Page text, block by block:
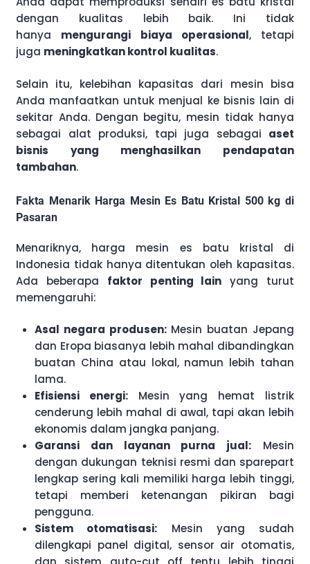
dengan kualitas lebih baik. Ini tidak
hanya mengurangi biaya operasional, tetapi
juga meningkatkan kontrol kualitas.
Selain itu, kelebihan kapasitas dari mesin bisa
Anda manfaatkan untuk menjual ke bisnis lain di
sekitar Anda. Dengan begitu, mesin tidak hanya
sebagai alat produksi, tapi juga sebagai aset
bisnis yang menghasilkan pendapatan
tambahan.
Fakta Menarik Harga Mesin Es Batu Kristal 500 kg di
Pasaran
Menariknya, harga mesin es batu kristal di
Indonesia tidak hanya ditentukan oleh kapasitas.
Ada beberapa faktor penting lain yang turut
memengaruhi:
Asal negara produsen:Mesin buatan Jepang
dan Eropa biasanya lebih mahal dibandingkan
buatan China atau lokal, namun lebih tahan
lama.
Efisiensi energi:Mesin yang hemat listrik
cenderung lebih mahal di awal, tapi akan lebih
ekonomis dalam jangka panjang.
Garansi dan layanan purna jual: Mesin
dengan dukungan teknisi resmi dan sparepart
lengkap sering kali memiliki harga lebih tinggi,
tetapi memberi ketenangan pikiran bagi
pengguna.
Sistem otomatisasi: Mesin yang sudah
dilengkapi panel digital, sensor air otomatis,